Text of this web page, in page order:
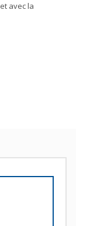
avec la